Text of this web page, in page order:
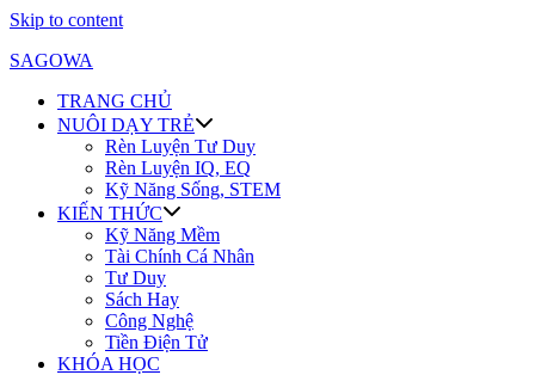
Skip to content
SAGOWA
TRANG CHỦ
NUÔI DẠY TRẺ
Rèn Luyện Tư Duy
Rèn Luyện IQ, EQ
Kỹ Năng Sống, STEM
KIẾN THỨC
Kỹ Năng Mềm
Tài Chính Cá Nhân
Tư Duy
Sách Hay
Công Nghệ
Tiền Điện Tử
KHÓA HỌC